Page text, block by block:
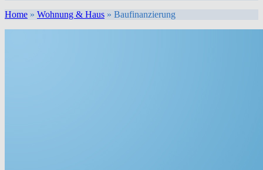
Home » Wohnung & Haus » Baufinanzierung